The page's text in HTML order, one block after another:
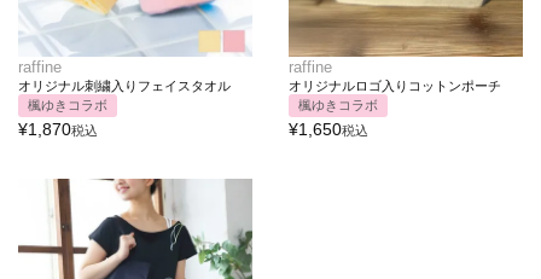
raffine
オリジナル刺繍入りフェイスタオル
楓ゆきコラボ
¥1,870税込
raffine
オリジナルロゴ入りコットンポーチ
楓ゆきコラボ
¥1,650税込